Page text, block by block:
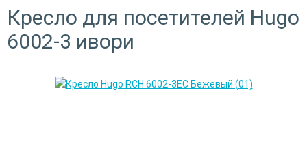
Кресло для посетителей Hugo
6002-3 ивори